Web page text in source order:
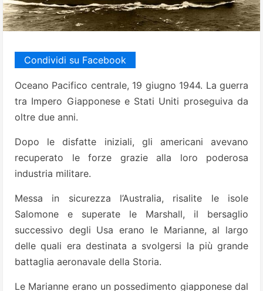
Condividi su Facebook
Oceano Pacifico centrale, 19 giugno 1944. La guerra
tra Impero Giapponese e Stati Uniti proseguiva da
oltre due anni.
Dopo le disfatte iniziali, gli americani avevano
recuperato le forze grazie alla loro poderosa
industria militare.
Messa in sicurezza l’Australia, risalite le isole
Salomone e superate le Marshall, il bersaglio
successivo degli Usa erano le Marianne, al largo
delle quali era destinata a svolgersi la più grande
battaglia aeronavale della Storia.
Le Marianne erano un possedimento giapponese dal